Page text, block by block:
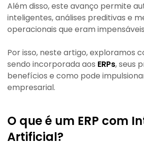
Além disso, este avanço permite
inteligentes, análises preditivas e
operacionais que eram
Por isso, neste artigo, exploramos
sendo incorporada aos ERPs, seus
benefícios e como pode
empresarial.
O que é um ERP com
Artificial?